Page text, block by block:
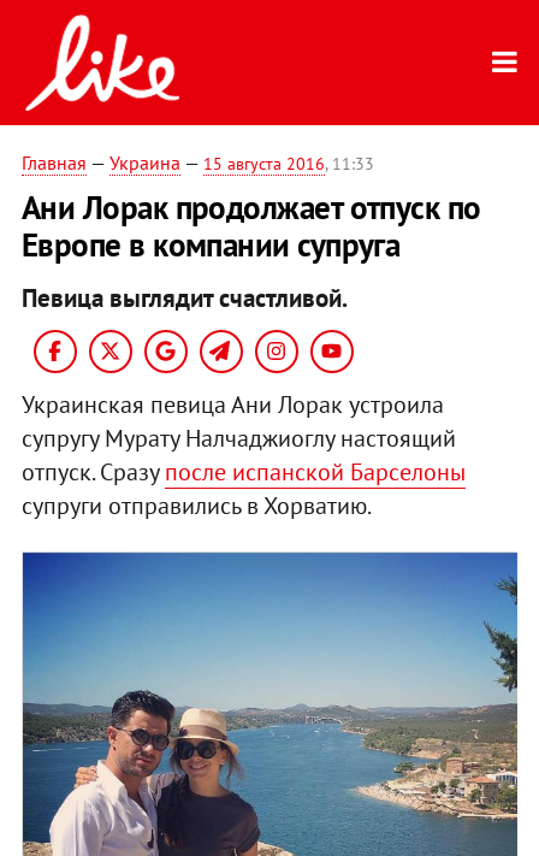
Главная — Украина — 15 августа 2016, 11:33
Ани Лорак продолжает отпуск по
Европе в компании супруга
Певица выглядит счастливой.
Украинская певица Ани Лорак устроила
супругу Мурату Налчаджиоглу настоящий
отпуск. Сразупосле испанской Барселоны
супруги отправились в Хорватию.